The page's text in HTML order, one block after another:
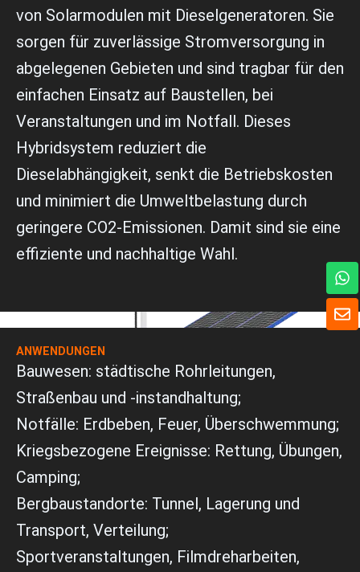
von Solarmodulen mit Dieselgeneratoren. Sie
sorgen für zuverlässige Stromversorgung in
abgelegenen Gebieten und sind tragbar für den
einfachen Einsatz auf Baustellen, bei
Veranstaltungen und im Notfall. Dieses
Hybridsystem reduziert die
Dieselabhängigkeit, senkt die Betriebskosten
und minimiert die Umweltbelastung durch
geringere CO2-Emissionen. Damit sind sie eine
effiziente und nachhaltige Wahl.
ANWENDUNGEN
Bauwesen: städtische Rohrleitungen,
Straßenbau und -instandhaltung;
Notfälle: Erdbeben, Feuer, Überschwemmung;
Kriegsbezogene Ereignisse: Rettung, Übungen,
Camping;
Bergbaustandorte: Tunnel, Lagerung und
Transport, Verteilung;
Sportveranstaltungen, Filmdreharbeiten,
U
m
W
h
a
t
s